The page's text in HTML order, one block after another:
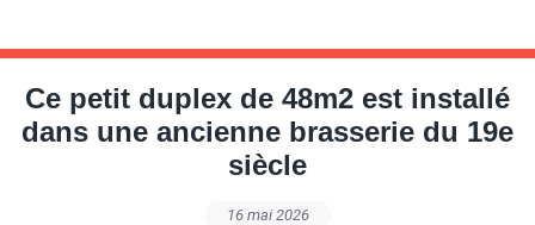
Ce petit duplex de 48m2 est installé
dans une ancienne brasserie du 19e
siècle
16 mai 2026